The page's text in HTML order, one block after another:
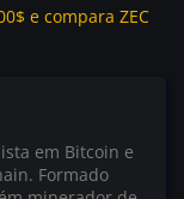
e compara ZEC
em Bitcoin e
Formado